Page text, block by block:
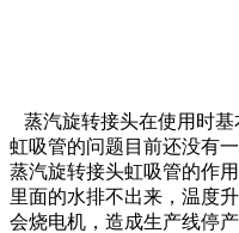
蒸汽旋转接头在使用时
虹吸管的问题目前还没有
蒸汽旋转接头虹吸管的作
里面的水排不出来，温度
会烧电机，造成生产线停